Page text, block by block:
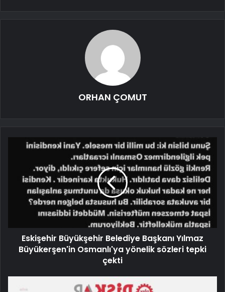
ORHAN ÇOMUT
Eskişehir Büyükşehir Belediye Başkanı Yılmaz
Büyükerşen'in Osmanlı'ya yönelik sözleri tepki
çekti